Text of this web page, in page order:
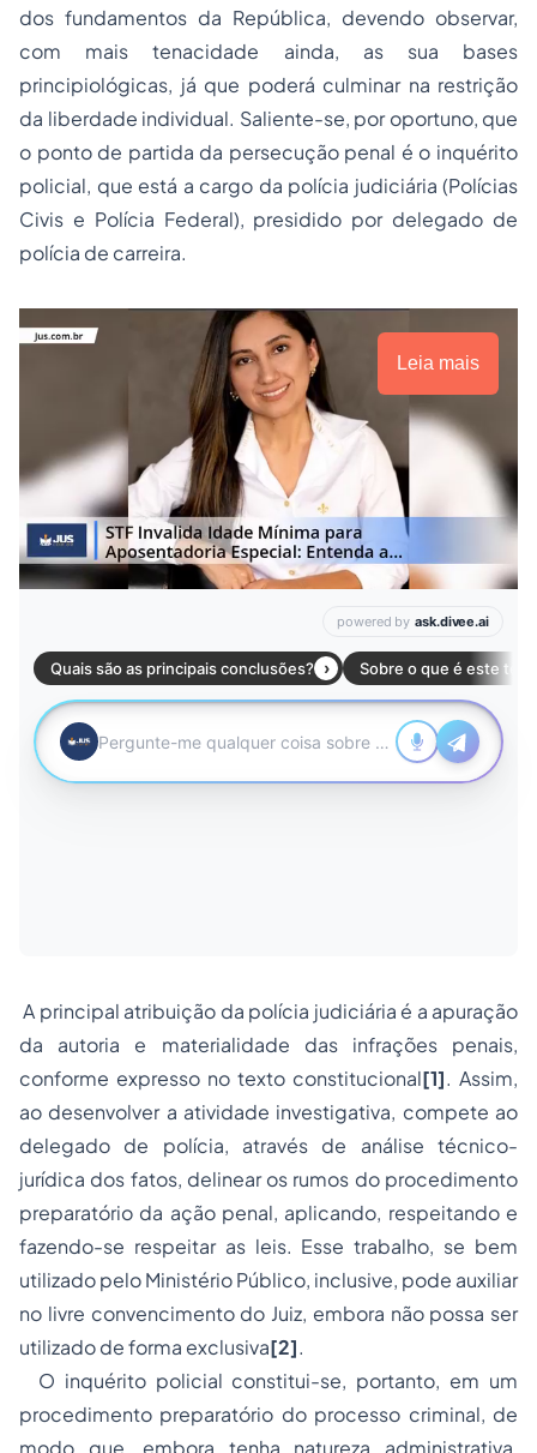
dos fundamentos da República, devendo observar,
com mais tenacidade ainda, as sua bases
principiológicas, já que poderá culminar na restrição
da liberdade individual. Saliente-se, por oportuno, que
o ponto de partida da persecução penal é o inquérito
policial, que está a cargo da polícia judiciária (Polícias
Civis e Polícia Federal), presidido por delegado de
polícia de carreira.
Leia mais
A principal atribuição da polícia judiciária é a apuração
da autoria e materialidade das infrações penais,
conforme expresso no texto constitucional[1]. Assim,
ao desenvolver a atividade investigativa, compete ao
delegado de polícia, através de análise técnico-
jurídica dos fatos, delinear os rumos do procedimento
preparatório da ação penal, aplicando, respeitando e
fazendo-se respeitar as leis. Esse trabalho, se bem
utilizado pelo Ministério Público, inclusive, pode auxiliar
no livre convencimento do Juiz, embora não possa ser
utilizado de forma exclusiva[2].
O inquérito policial constitui-se, portanto, em um
procedimento preparatório do processo criminal, de